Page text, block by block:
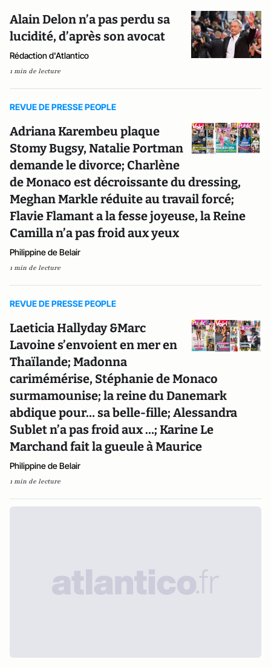
Alain Delon n’a pas perdu sa
lucidité, d’après son avocat
Rédaction d'Atlantico
1 min de lecture
REVUE DE PRESSE PEOPLE
Adriana Karembeu plaque
Stomy Bugsy, Natalie Portman
demande le divorce; Charlène
de Monaco est décroissante du dressing,
Meghan Markle réduite au travail forcé;
Flavie Flamant a la fesse joyeuse, la Reine
Camilla n’a pas froid aux yeux
Philippine de Belair
1 min de lecture
REVUE DE PRESSE PEOPLE
Laeticia Hallyday &Marc
Lavoine s’envoient en mer en
Thaïlande; Madonna
carimémérise, Stéphanie de Monaco
surmamounise; la reine du Danemark
abdique pour… sa belle-fille; Alessandra
Sublet n’a pas froid aux …; Karine Le
Marchand fait la gueule à Maurice
Philippine de Belair
1 min de lecture